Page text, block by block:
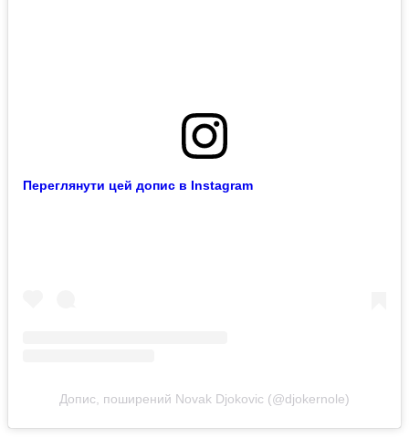
Переглянути цей допис в Instagram
Допис, поширений Novak Djokovic (@djokernole)